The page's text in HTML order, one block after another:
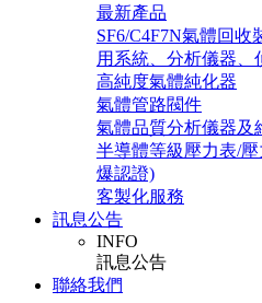
最新產品
SF6/C4F7N氣體回
用系統、分析儀器、
高純度氣體純化器
氣體管路閥件
氣體品質分析儀器及
半導體等級壓力表/
爆認證)
客製化服務
訊息公告
INFO
訊息公告
聯絡我們